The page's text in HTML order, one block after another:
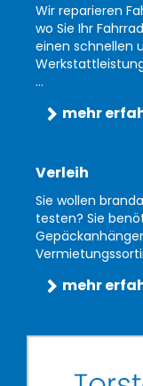
Wir reparieren
wo Sie Ihr
einen schnellen
...
mehr
Verleih
Sie wollen
testen? Sie
mehr